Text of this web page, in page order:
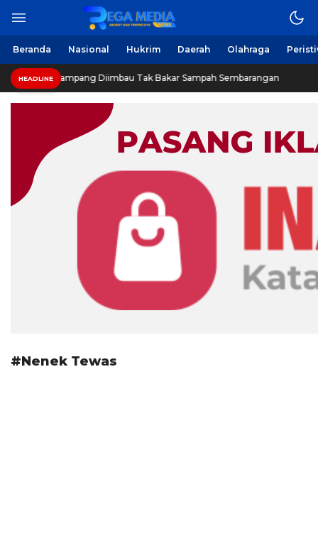
Regamedianews.com
Berita Harian Online
Beranda Nasional Hukrim Daerah Olahraga
HEADLINE
Warga Sampang Diimbau Tak Bakar Sampah Sembarangan
#Nenek Tewas